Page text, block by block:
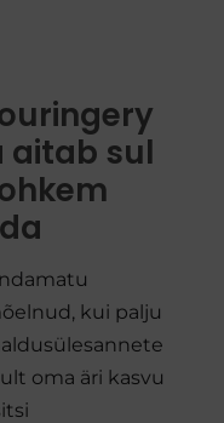
sul
kui palju
oma äri kasvu